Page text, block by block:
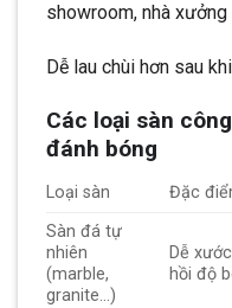
showroom, nhà xưởng
Dễ lau chùi hơn sau
Các loại sàn
đánh bóng
Loại sàn Đặc
Sàn đá tự
nhiên
(marble,
granite…)
Dễ
hồi độ